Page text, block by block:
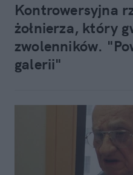
Kontrowersyjna
żołnierza, który
zwolenników.
galerii"